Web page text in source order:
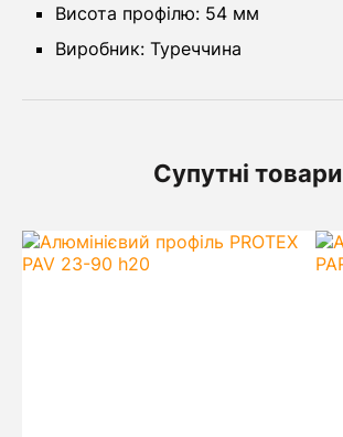
Висота профілю: 54 мм
Виробник: Туреччина
Супутні товари